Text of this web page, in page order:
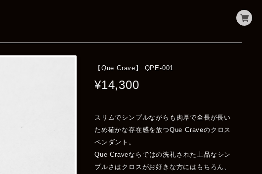
【Que Crave】 QPE-001
¥14,300
スリムでシンプルながらも肉厚で全長が長い
ため確かな存在感を放つQue Craveのクロス
ペンダント。
Que Craveならではの洗礼された上品なシン
プルさはクロスがお好きな方にはもちろん、